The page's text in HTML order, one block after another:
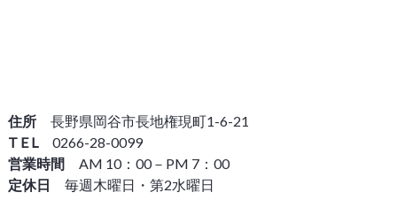
住所 長野県岡谷市長地権現町1-6-21
T E L 0266-28-0099
営業時間 AM 10：00－PM 7：00
定休日
毎週木曜日・第2水曜日